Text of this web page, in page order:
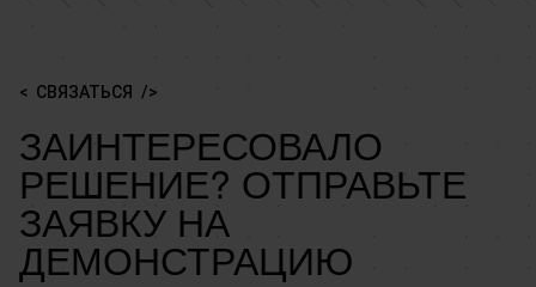
СВЯЗАТЬСЯ
ЗАИНТЕРЕСОВАЛО
РЕШЕНИЕ? ОТПРАВЬТЕ
ЗАЯВКУ НА
ДЕМОНСТРАЦИЮ